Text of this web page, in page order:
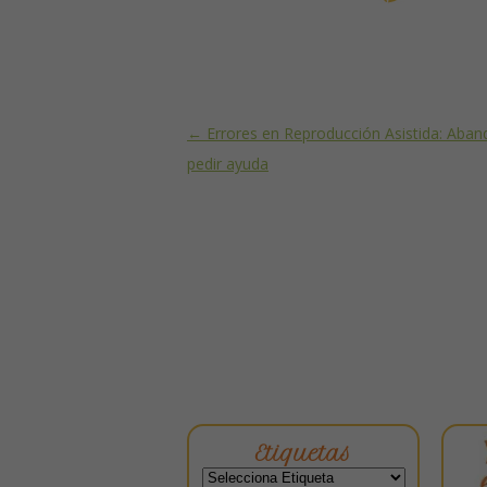
Post navigation
← Errores en Reproducción Asistida:
pedir ayuda
Etiquetas